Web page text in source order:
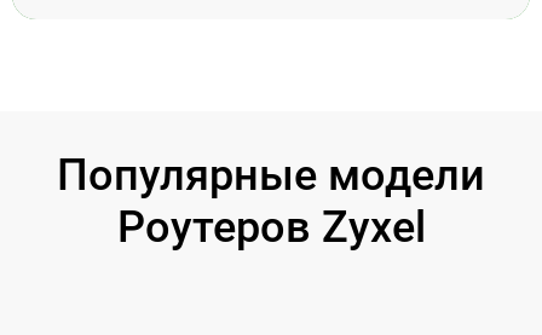
Популярные модели
Роутеров Zyxel